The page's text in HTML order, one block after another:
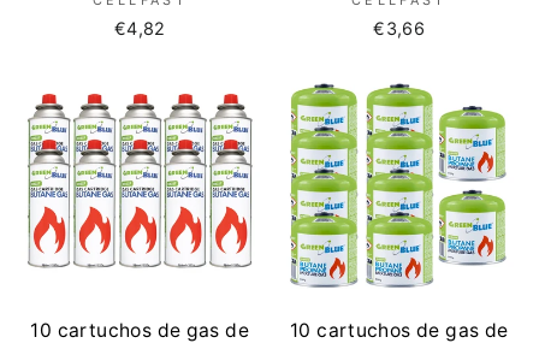
€4,82 €3,66
10 cartuchos de gas de
10 cartuchos de gas de